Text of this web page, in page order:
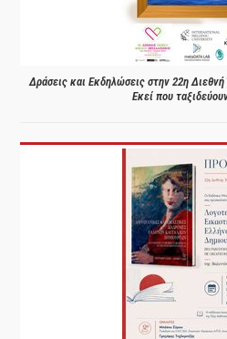
Δράσεις και Εκδηλώσεις στην 22η
Εκεί που